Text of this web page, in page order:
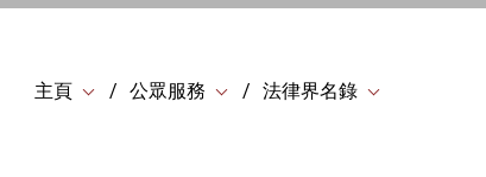
主頁 公眾服務 法律界名錄